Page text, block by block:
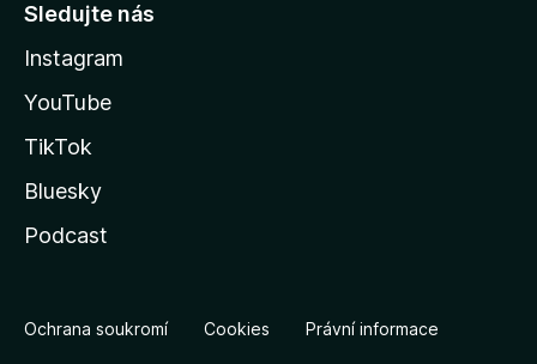
Sledujte nás
Instagram
YouTube
TikTok
Bluesky
Podcast
Ochrana soukromí Cookies Právní informace